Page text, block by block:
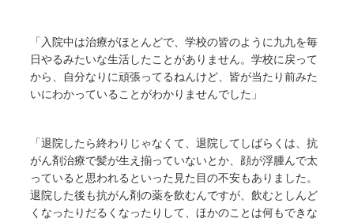
「入院中は治療がほとんどで、学校の皆のように九九を毎
日やるみたいな生活したことがありません。学校に戻って
から、自分なりに頑張ってるねんけど、皆が当たり前みた
いにわかっていることがわかりませんでした」
「退院したら終わりじゃなくて、退院してしばらくは、抗
がん剤治療で髪が生え揃っていないとか、顔が浮腫んで太
っていると思われるといった見た目の不安もありました。
退院した後も抗がん剤の薬を飲むんですが、飲むとしんど
くなったりだるくなったりして、ほかのことは何もできな